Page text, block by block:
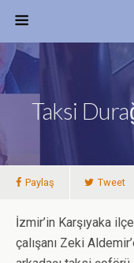
Taksi
Paylaş Tweet
İzmir’in Karşıyaka
çalışanı Zeki